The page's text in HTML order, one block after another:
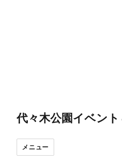
代々木公園イベン
メニュー